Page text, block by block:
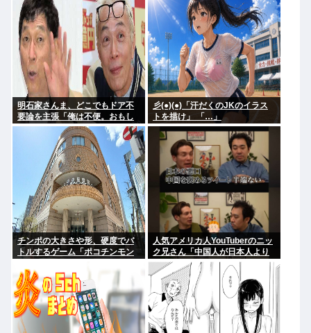
明石家さんま、どこでもドア不
要論を主張「俺は不便。おもし
ろくない」
彡(●)(●)「汗だくのJKのイラス
トを描け」 「…」
チンポの大きさや形、硬度でバ
トルするゲーム「ポコチンモン
人気アメリカ人YouTuberのニッ
ク兄さん「中国人が日本人より
マナーいいなんてあり得ない。
クソ過ぎ。中華料理も好きじゃ
ない」